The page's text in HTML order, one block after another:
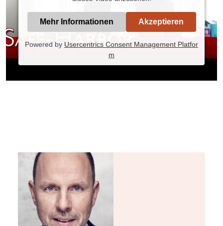
Mehr Informationen Akzeptieren
Powered by Usercentrics Consent Management Platfor
m